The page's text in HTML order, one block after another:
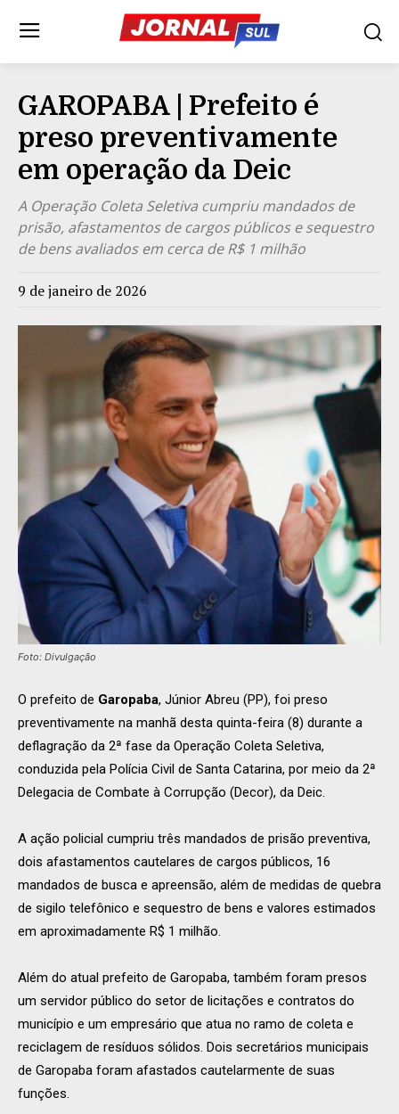
GAROPABA | Prefeito é
preso preventivamente
em operação da Deic
A Operação Coleta Seletiva cumpriu mandados de
prisão, afastamentos de cargos públicos e sequestro
de bens avaliados em cerca de R$ 1 milhão
9 de janeiro de 2026
Foto: Divulgação
O prefeito de Garopaba, Júnior Abreu (PP), foi preso
preventivamente na manhã desta quinta-feira (8) durante a
deflagração da 2ª fase da Operação Coleta Seletiva,
conduzida pela Polícia Civil de Santa Catarina, por meio da 2ª
Delegacia de Combate à Corrupção (Decor), da Deic.
A ação policial cumpriu três mandados de prisão preventiva,
dois afastamentos cautelares de cargos públicos, 16
mandados de busca e apreensão, além de medidas de quebra
de sigilo telefônico e sequestro de bens e valores estimados
em aproximadamente R$ 1 milhão.
Além do atual prefeito de Garopaba, também foram presos
um servidor público do setor de licitações e contratos do
município e um empresário que atua no ramo de coleta e
reciclagem de resíduos sólidos. Dois secretários municipais
de Garopaba foram afastados cautelarmente de suas
funções.